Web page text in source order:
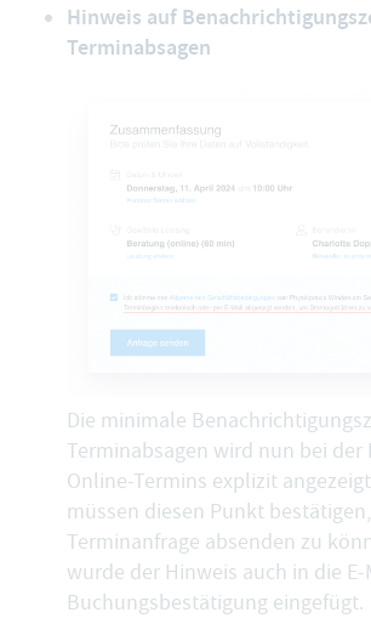
Hinweis auf
Terminabsagen
Die minimale
Terminabsagen wird nun bei der
Online-Termins explizit
müssen diesen Punkt
Terminanfrage absenden zu
wurde der Hinweis auch in die
Buchungsbestätigung eingefügt.